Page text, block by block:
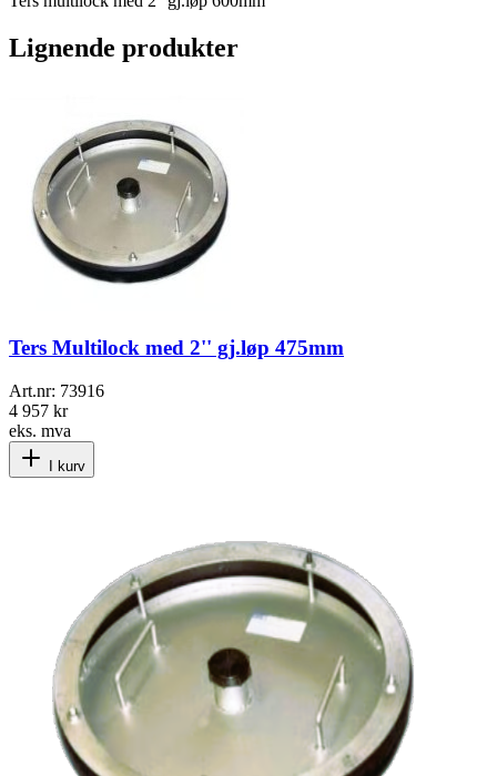
Lignende produkter
Ters Multilock med 2'' gj.løp 475mm
Art.nr: 73916
4 957 kr
eks. mva
I kurv